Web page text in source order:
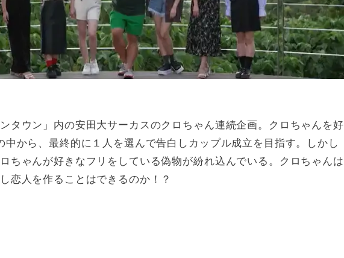
ンタウン」内の安田大サーカスのクロちゃん連続企画。クロちゃんを好
中から、最終的に１人を選んで告白しカップル成立を目指す。しかし
ちゃんが好きなフリをしている偽物が紛れ込んでいる。クロちゃんは
恋人を作ることはできるのか！？